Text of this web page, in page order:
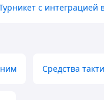
с интеграцией
Средства